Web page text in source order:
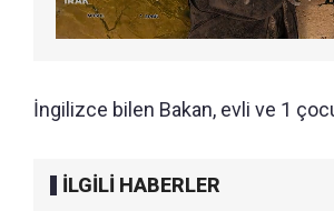
İngilizce bilen Bakan, evli ve 1
İLGİLİ HABERLER